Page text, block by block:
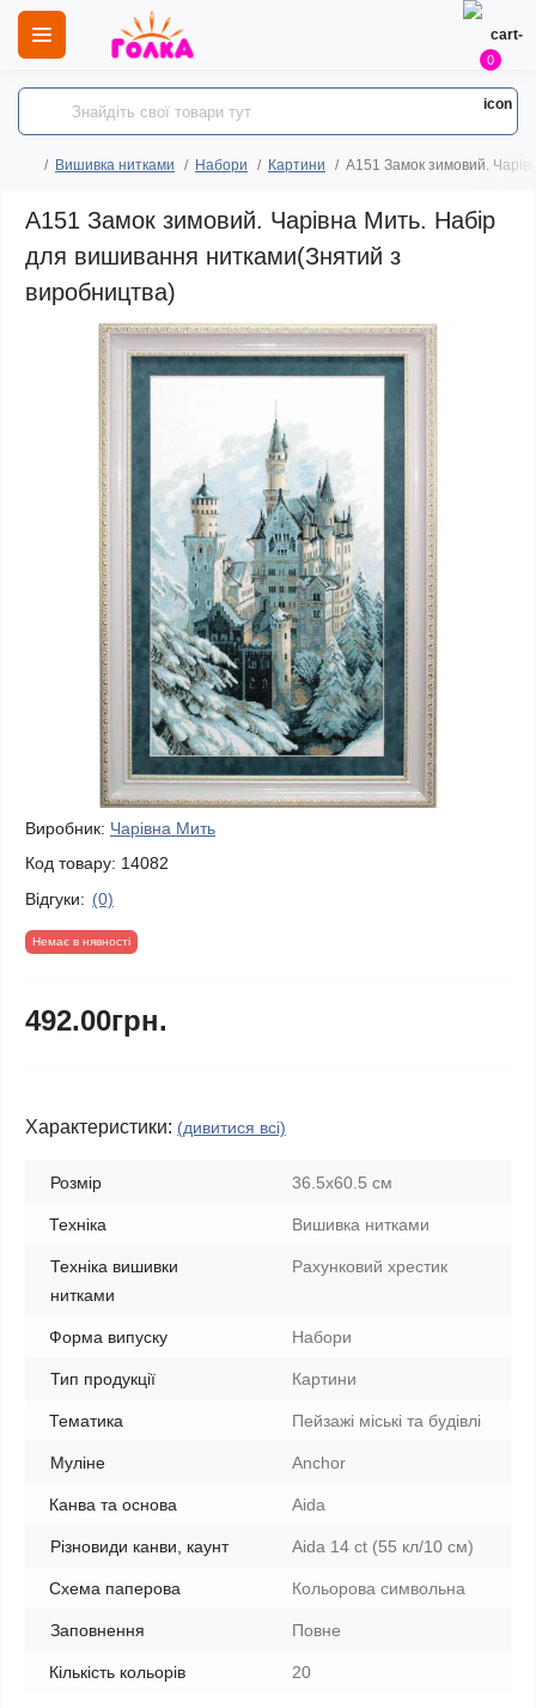
0
Вишивка нитками Набори Картини А151 Замок зимовий.
А151 Замок зимовий. Чарівна Мить. Набір
для вишивання нитками(Знятий з
виробництва)
Виробник: Чарівна Мить
Код товару: 14082
Відгуки: (0)
Немає в нявності
492.00грн.
Характеристики: (дивитися всі)
Розмір 36.5x60.5 см
Техніка Вишивка нитками
Техніка вишивки
нитками
Рахунковий хрестик
Форма випуску Набори
Тип продукції Картини
Тематика Пейзажі міські та будівлі
Муліне Anchor
Канва та основа Aida
Різновиди канви, каунт Aida 14 ct (55 кл/10 см)
Схема паперова Кольорова символьна
Заповнення Повне
Кількість кольорів 20